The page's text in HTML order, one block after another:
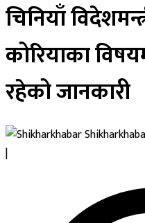
चिनियाँ
कोरियाका
रहेको जानकारी
|